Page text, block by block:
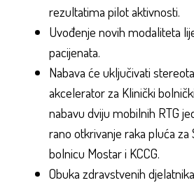
rezultatima pilot aktivnosti.
Uvođenje novih modaliteta
pacijenata.
Nabava će uključivati
akcelerator za Klinički
nabavu dviju mobilnih RTG
rano otkrivanje raka pluća za
bolnicu Mostar i KCCG.
Obuka zdravstvenih